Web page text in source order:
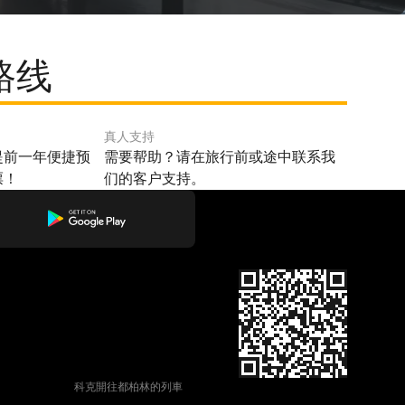
线
一年便捷预
真人支持
需要帮助？请在旅行前或途中联系我
们的客户支持。
科克開往都柏林的列車